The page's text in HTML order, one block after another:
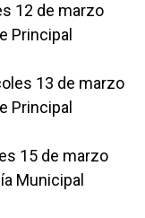
12 de marzo
Principal
13 de marzo
Principal
15 de marzo
Municipal